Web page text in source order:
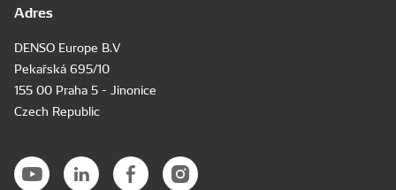
Adres
DENSO Europe B.V
Pekařská 695/10
155 00 Praha 5 - Jinonice
Czech Republic